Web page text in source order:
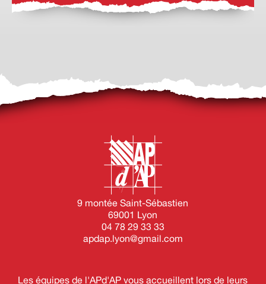
9 montée Saint-Sébastien
69001 Lyon
04 78 29 33 33
apdap.lyon@gmail.com
Les équipes de l'APd'AP vous accueillent lors de leurs